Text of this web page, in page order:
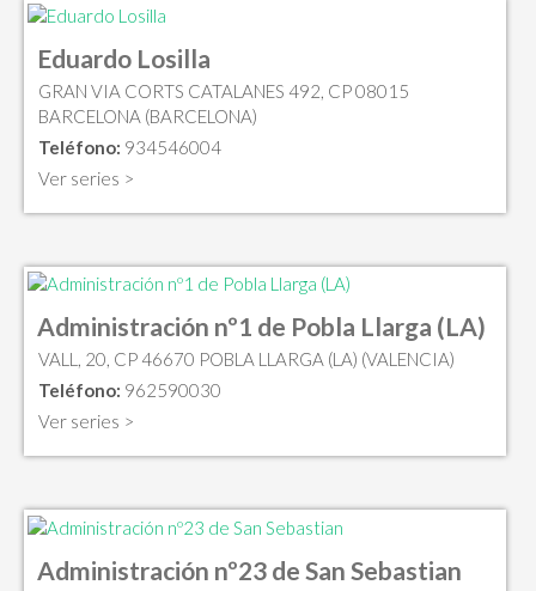
Eduardo Losilla
GRAN VIA CORTS CATALANES 492, CP 08015
BARCELONA (BARCELONA)
Teléfono: 934546004
Ver series >
Administración nº1 de Pobla Llarga (LA)
VALL, 20, CP 46670 POBLA LLARGA (LA) (VALENCIA)
Teléfono: 962590030
Ver series >
Administración nº23 de San Sebastian